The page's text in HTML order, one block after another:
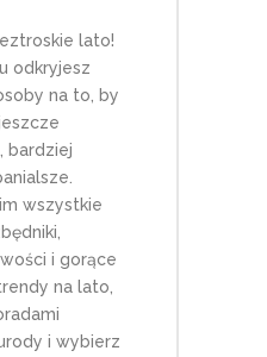
lato!
odkryjesz
na to, by
bardziej
wszystkie
i gorące
na lato,
i wybierz